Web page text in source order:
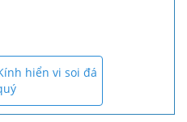
hiển vi soi đá